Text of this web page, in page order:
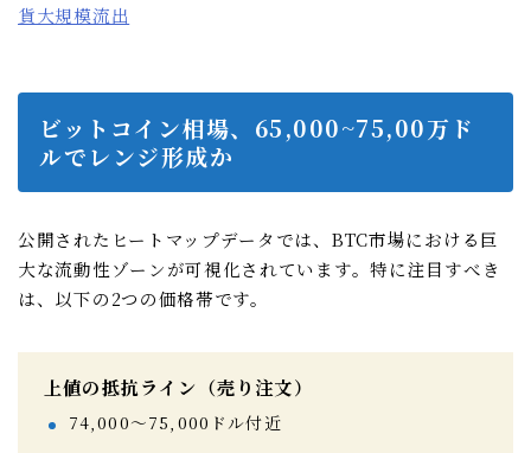
貨大規模流出
ビットコイン相場、65,000~75,00万ド
ルでレンジ形成か
公開されたヒートマップデータでは、BTC市場における巨
大な流動性ゾーンが可視化されています。特に注目すべき
は、以下の2つの価格帯です。
上値の抵抗ライン（売り注文）
74,000〜75,000ドル付近